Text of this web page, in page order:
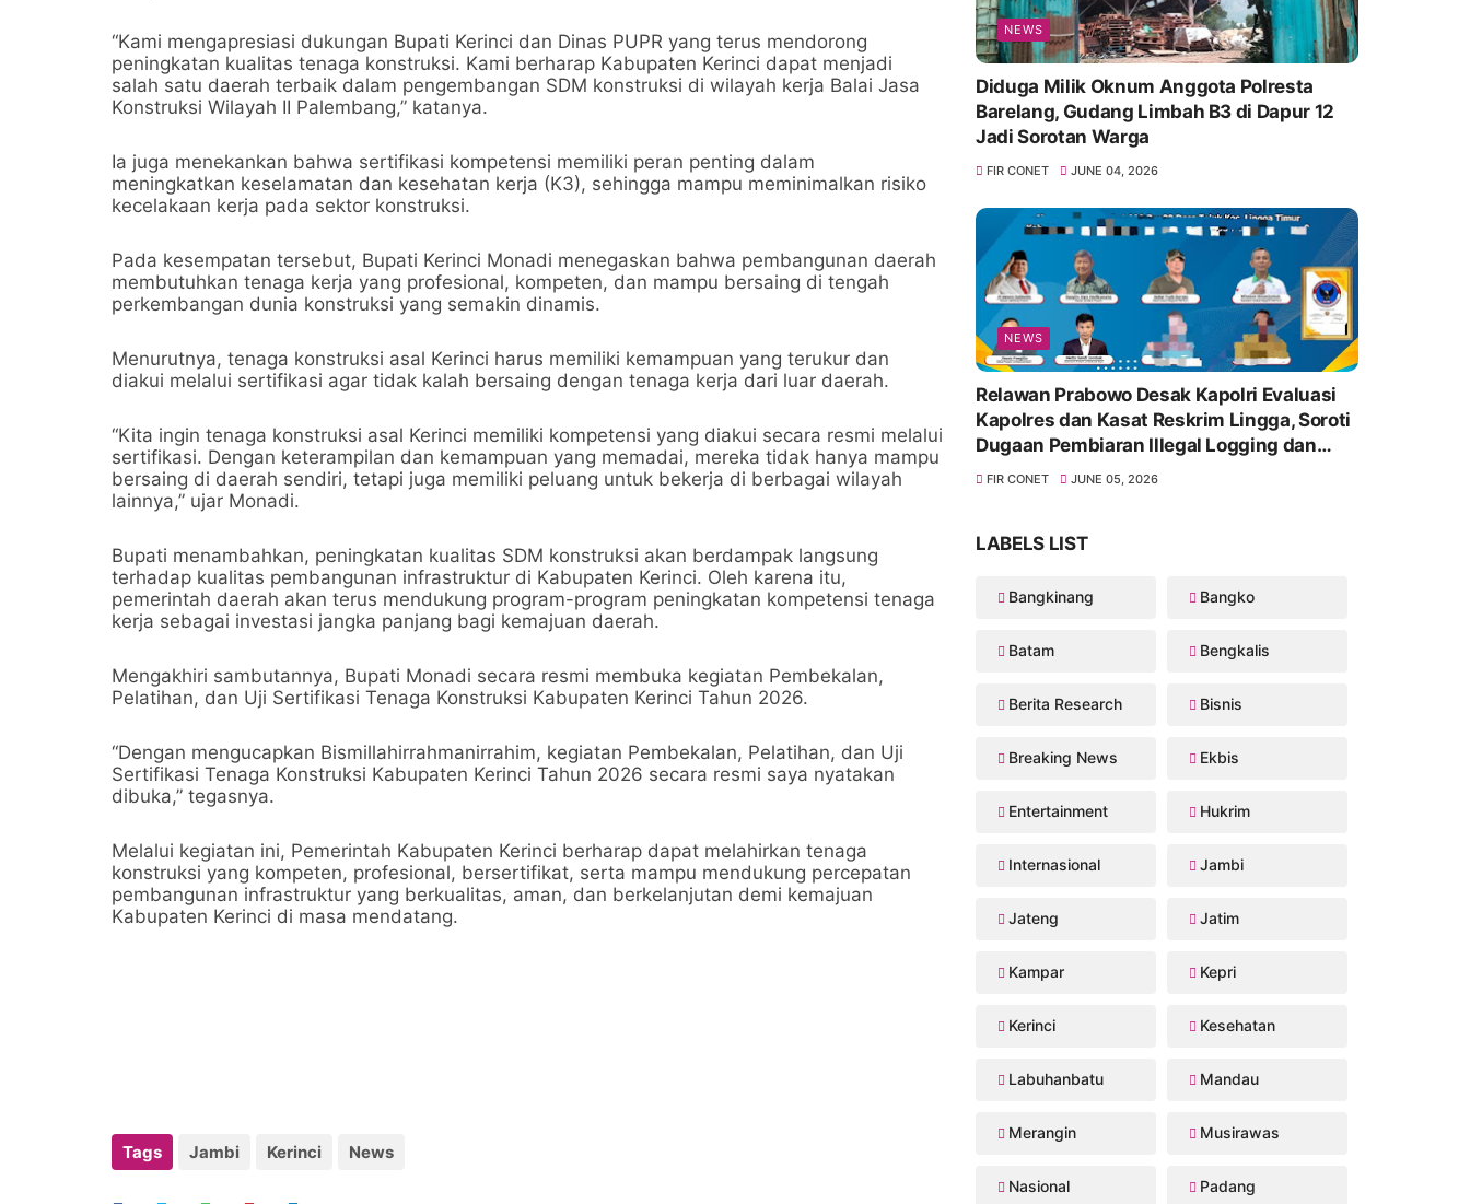
“Kami mengapresiasi dukungan Bupati Kerinci dan Dinas PUPR yang terus mendorong
peningkatan kualitas tenaga konstruksi. Kami berharap Kabupaten Kerinci dapat menjadi
salah satu daerah terbaik dalam pengembangan SDM konstruksi di wilayah kerja Balai Jasa
Konstruksi Wilayah II Palembang,” katanya.
Ia juga menekankan bahwa sertifikasi kompetensi memiliki peran penting dalam
meningkatkan keselamatan dan kesehatan kerja (K3), sehingga mampu meminimalkan risiko
kecelakaan kerja pada sektor konstruksi.
Pada kesempatan tersebut, Bupati Kerinci Monadi menegaskan bahwa pembangunan daerah
membutuhkan tenaga kerja yang profesional, kompeten, dan mampu bersaing di tengah
perkembangan dunia konstruksi yang semakin dinamis.
Menurutnya, tenaga konstruksi asal Kerinci harus memiliki kemampuan yang terukur dan
diakui melalui sertifikasi agar tidak kalah bersaing dengan tenaga kerja dari luar daerah.
“Kita ingin tenaga konstruksi asal Kerinci memiliki kompetensi yang diakui secara resmi melalui
sertifikasi. Dengan keterampilan dan kemampuan yang memadai, mereka tidak hanya mampu
bersaing di daerah sendiri, tetapi juga memiliki peluang untuk bekerja di berbagai wilayah
lainnya,” ujar Monadi.
Bupati menambahkan, peningkatan kualitas SDM konstruksi akan berdampak langsung
terhadap kualitas pembangunan infrastruktur di Kabupaten Kerinci. Oleh karena itu,
pemerintah daerah akan terus mendukung program-program peningkatan kompetensi tenaga
kerja sebagai investasi jangka panjang bagi kemajuan daerah.
Mengakhiri sambutannya, Bupati Monadi secara resmi membuka kegiatan Pembekalan,
Pelatihan, dan Uji Sertifikasi Tenaga Konstruksi Kabupaten Kerinci Tahun 2026.
“Dengan mengucapkan Bismillahirrahmanirrahim, kegiatan Pembekalan, Pelatihan, dan Uji
Sertifikasi Tenaga Konstruksi Kabupaten Kerinci Tahun 2026 secara resmi saya nyatakan
dibuka,” tegasnya.
Melalui kegiatan ini, Pemerintah Kabupaten Kerinci berharap dapat melahirkan tenaga
konstruksi yang kompeten, profesional, bersertifikat, serta mampu mendukung percepatan
pembangunan infrastruktur yang berkualitas, aman, dan berkelanjutan demi kemajuan
Kabupaten Kerinci di masa mendatang.
Tags Jambi Kerinci News
NEWS
Diduga Milik Oknum Anggota Polresta
Barelang, Gudang Limbah B3 di Dapur 12
Jadi Sorotan Warga
FIR CONET JUNE 04, 2026
NEWS
Relawan Prabowo Desak Kapolri Evaluasi
Kapolres dan Kasat Reskrim Lingga, Soroti
Dugaan Pembiaran Illegal Logging dan
Lambannya Penanganan Korupsi
FIR CONET JUNE 05, 2026
LABELS LIST
Bangkinang Bangko
Batam Bengkalis
Berita Research Bisnis
Breaking News Ekbis
Entertainment Hukrim
Internasional Jambi
Jateng Jatim
Kampar Kepri
Kerinci Kesehatan
Labuhanbatu Mandau
Merangin Musirawas
Nasional Padang